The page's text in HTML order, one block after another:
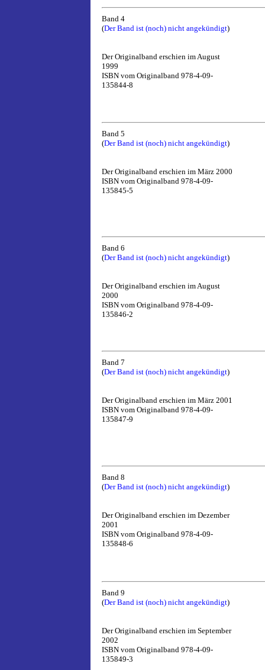
Band 4
(Der Band ist (noch) nicht angekündigt)
Der Originalband erschien im August
1999
ISBN vom Originalband 978-4-09-
135844-8
Band 5
(Der Band ist (noch) nicht angekündigt)
Der Originalband erschien im März 2000
ISBN vom Originalband 978-4-09-
135845-5
Band 6
(Der Band ist (noch) nicht angekündigt)
Der Originalband erschien im August
2000
ISBN vom Originalband 978-4-09-
135846-2
Band 7
(Der Band ist (noch) nicht angekündigt)
Der Originalband erschien im März 2001
ISBN vom Originalband 978-4-09-
135847-9
Band 8
(Der Band ist (noch) nicht angekündigt)
Der Originalband erschien im Dezember
2001
ISBN vom Originalband 978-4-09-
135848-6
Band 9
(Der Band ist (noch) nicht angekündigt)
Der Originalband erschien im September
2002
ISBN vom Originalband 978-4-09-
135849-3